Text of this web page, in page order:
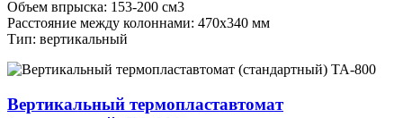
Объем впрыска: 153-200 см3
Расстояние между колоннами: 470х340 мм
Тип: вертикальный
Вертикальный термопластавтомат